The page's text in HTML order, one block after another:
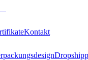
Kontakt